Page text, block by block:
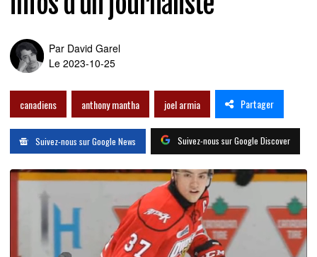
Par David Garel
Le 2023-10-25
canadiens anthony mantha joel armia Partager
Suivez-nous sur Google News Suivez-nous sur Google Discover